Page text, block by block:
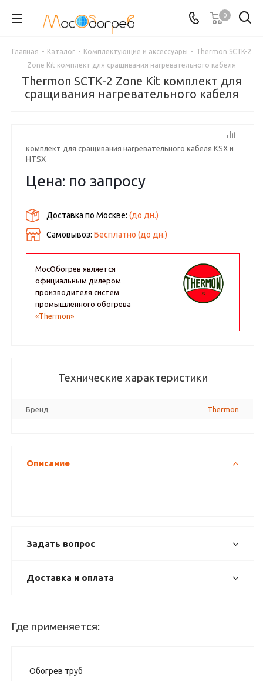
0
Главная - Каталог - Комплектующие и аксессуары - Thermon SCTK-2
Zone Kit комплект для сращивания нагревательного кабеля
Thermon SCTK-2 Zone Kit комплект для
сращивания нагревательного кабеля
комплект для сращивания нагревательного кабеля KSX и
HTSX
Цена: по запросу
Доставка по Москве:(до дн.)
Самовывоз:Бесплатно (до дн.)
МосОбогрев является
официальным дилером
производителя систем
промышленного обогрева
«Thermon»
Технические характеристики
Бренд Thermon
Описание
Задать вопрос
Доставка и оплата
Где применяется:
Обогрев труб